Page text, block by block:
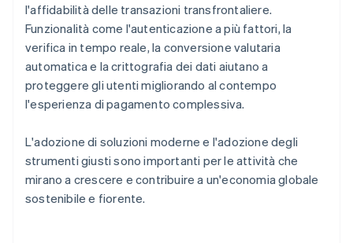
l'affidabilità delle transazioni transfrontaliere.
Funzionalità come l'autenticazione a più fattori, la
verifica in tempo reale, la conversione valutaria
automatica e la crittografia dei dati aiutano a
proteggere gli utenti migliorando al contempo
l'esperienza di pagamento complessiva.
L'adozione di soluzioni moderne e l'adozione degli
strumenti giusti sono importanti per le attività che
mirano a crescere e contribuire a un'economia globale
sostenibile e fiorente.